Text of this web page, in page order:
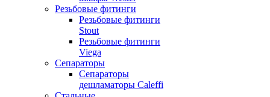
Резьбовые фитинги
Резьбовые фитинги
Stout
Резьбовые фитинги
Viega
Сепараторы
Сепараторы
дешламаторы Caleffi